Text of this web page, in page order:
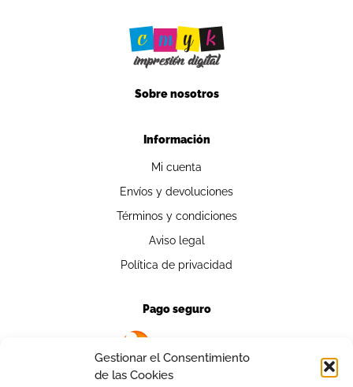
Gestionar el Consentimiento
de las Cookies
Sobre nosotros
Información
Mi cuenta
Envíos y devoluciones
Términos y condiciones
Aviso legal
Política de privacidad
Pago seguro